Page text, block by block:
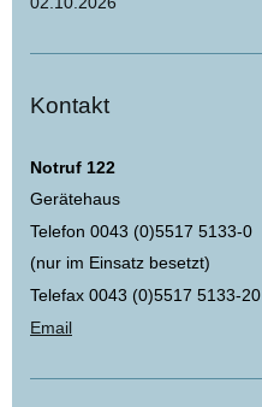
Kontakt
Notruf 122
Gerätehaus
Telefon 0043 (0)5517 5133-0
(nur im Einsatz besetzt)
Telefax 0043 (0)5517 5133-20
Email